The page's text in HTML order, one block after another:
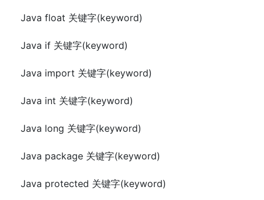
Java float 关键字(keyword)
Java if 关键字(keyword)
Java import 关键字(keyword)
Java int 关键字(keyword)
Java long 关键字(keyword)
Java package 关键字(keyword)
Java protected 关键字(keyword)